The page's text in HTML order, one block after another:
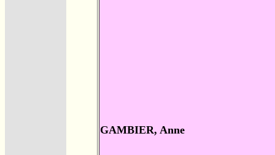
GAMBIER, Anne